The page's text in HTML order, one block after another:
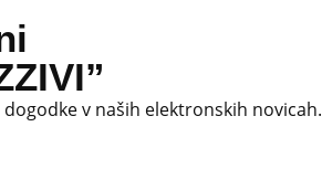
v naših elektronskih novicah.